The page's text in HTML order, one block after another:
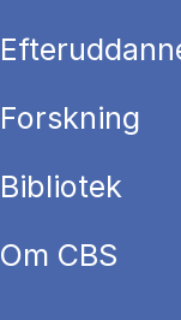
Forskning
Bibliotek
Om CBS